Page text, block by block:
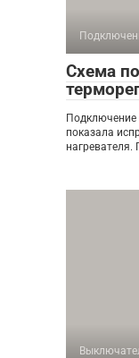
Схема
Подключение
показала
нагревателя.